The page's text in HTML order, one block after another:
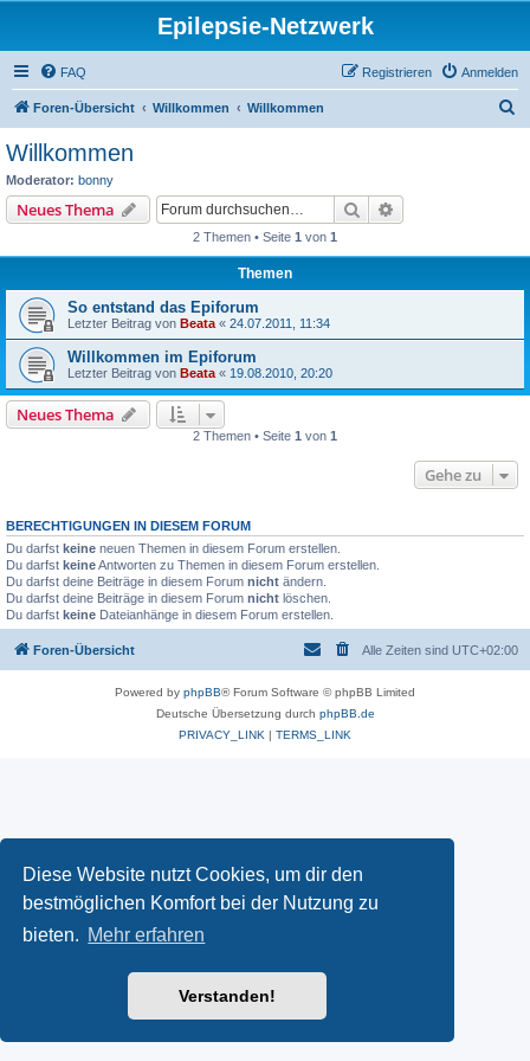
Diese Website nutzt Cookies, um dir den
bestmöglichen Komfort bei der Nutzung zu
bieten. Mehr erfahren
Verstanden!
Epilepsie-Netzwerk
FAQ Anmelden
Registrieren
Foren-Übersicht Willkommen Willkommen
Willkommen
Moderator: bonny
Neues Thema Suche
2 Themen • Seite 1 von 1
Themen
So entstand das Epiforum
Letzter Beitrag von Beata « 24.07.2011, 11:34
Willkommen im Epiforum
Letzter Beitrag von Beata « 19.08.2010, 20:20
Neues Thema
2 Themen • Seite 1 von 1
Gehe zu
BERECHTIGUNGEN IN DIESEM FORUM
Du darfst keine neuen Themen in diesem Forum erstellen.
Du darfst keineAntworten zu Themen in diesem Forum erstellen.
Du darfst deine Beiträge in diesem Forum nicht ändern.
Du darfst deine Beiträge in diesem Forum nicht löschen.
Du darfst keine Dateianhänge in diesem Forum erstellen.
Foren-Übersicht Alle Zeiten sind UTC+02:00
Powered by phpBB® Forum Software © phpBB Limited
Deutsche Übersetzung durch phpBB.de
PRIVACY_LINK | TERMS_LINK